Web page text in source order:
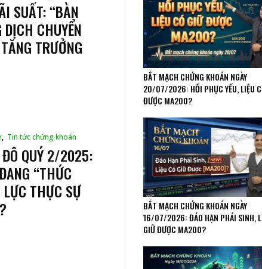
SUẤT: “BÀN
CHUYỂN
TRƯỞNG
, Tin tức chứng khoán
ĐÔ QUÝ 2/2025:
“THỨC
THỰC SỰ
BẮT MẠCH CHỨNG KHOÁN NGÀY
20/07/2026: HỒI PHỤC YẾU, LIỆU
ĐƯỢC MA200?
BẮT MẠCH CHỨNG KHOÁN NGÀY
16/07/2026: ĐÁO HẠN PHÁI SINH,
GIỮ ĐƯỢC MA200?